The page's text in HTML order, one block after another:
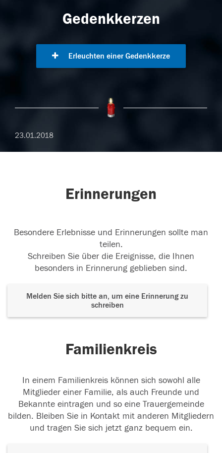
Gedenkkerzen
Erleuchten einer Gedenkkerze
23.01.2018
Erinnerungen
Besondere Erlebnisse und Erinnerungen sollte man
teilen.
Schreiben Sie über die Ereignisse, die Ihnen
besonders in Erinnerung geblieben sind.
Melden Sie sich bitte an, um eine Erinnerung zu
schreiben
Familienkreis
In einem Familienkreis können sich sowohl alle
Mitglieder einer Familie, als auch Freunde und
Bekannte eintragen und so eine Trauergemeinde
bilden. Bleiben Sie in Kontakt mit anderen Mitgliedern
und tragen Sie sich jetzt ganz bequem ein.